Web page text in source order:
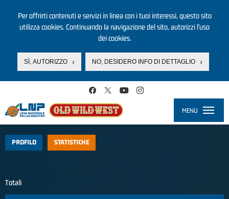
Per offrirti contenuti e servizi in linea con i tuoi interessi, questo sito
utilizza cookies. Continuando la navigazione del sito, autorizzi l’uso
dei cookies.
SÌ, AUTORIZZO NO, DESIDERO INFO DI DETTAGLIO
MENU
PROFILO STATISTICHE
Totali